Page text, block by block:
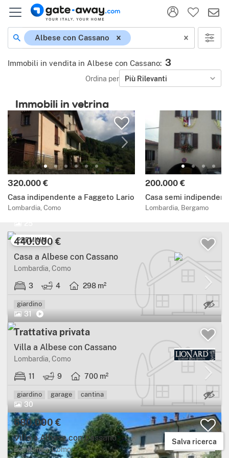
Albese con Cassano
Immobili in vendita in Albese con Cassano: 3
Ordina per Più Rilevanti
Immobili in vetrina
320.000 €
Casa indipendente a Faggeto Lario
Lombardia, Como
200.000 €
Casa semi
Lombardia, Bergamo
PREMIUM
440.000 €
Casa a Albese con Cassano
Lombardia, Como
3 4 298 m²
giardino
31
Trattativa privata
Villa a Albese con Cassano
Lombardia, Como
11 9 700 m²
giardino garage cantina
30
680.000 €
Villa a Albese con Cassano
Lombardia, Como
Salva ricerca